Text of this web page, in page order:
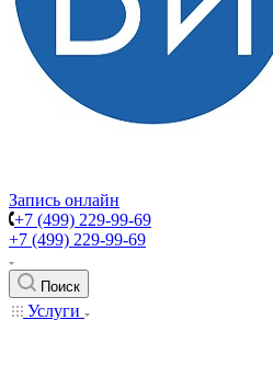
Запись онлайн
+7 (499) 229-99-69
+7 (499) 229-99-69
Поиск
Услуги